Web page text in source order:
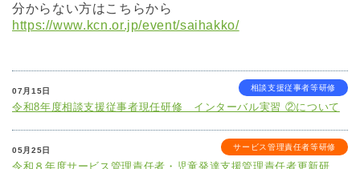
分からない方はこちらから
https://www.kcn.or.jp/event/saihakko/
07月15日
令和8年度相談支援従事者現任研修 インターバル実習 ②について
相談支援従事者等研修
05月25日
令和８年度サービス管理責任者・児童発達支援管理責任者更新研
サービス管理責任者等研修